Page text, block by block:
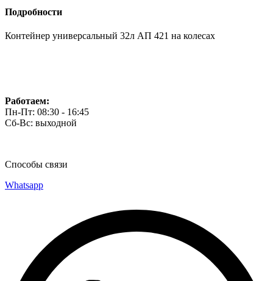
Подробности
Контейнер универсальный 32л АП 421 на колесах
Работаем:
Пн-Пт: 08:30 - 16:45
Сб-Вс: выходной
Способы связи
Whatsapp